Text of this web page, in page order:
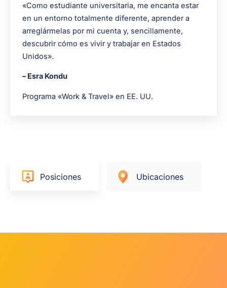
«Como estudiante universitaria, me encanta estar
en un entorno totalmente diferente, aprender a
arreglármelas por mi cuenta y, sencillamente,
descubrir cómo es vivir y trabajar en Estados
Unidos».
– Esra Kondu
Programa «Work & Travel» en EE. UU.
Posiciones Ubicaciones